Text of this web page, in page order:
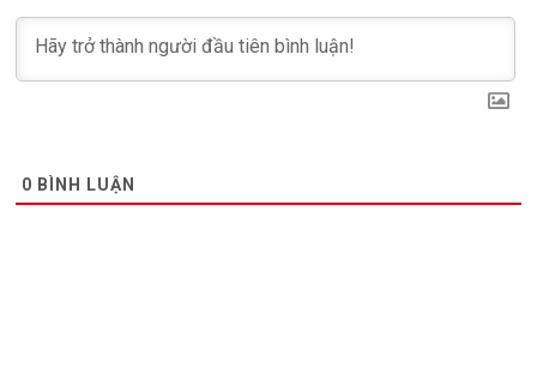
0 BÌNH LUẬN